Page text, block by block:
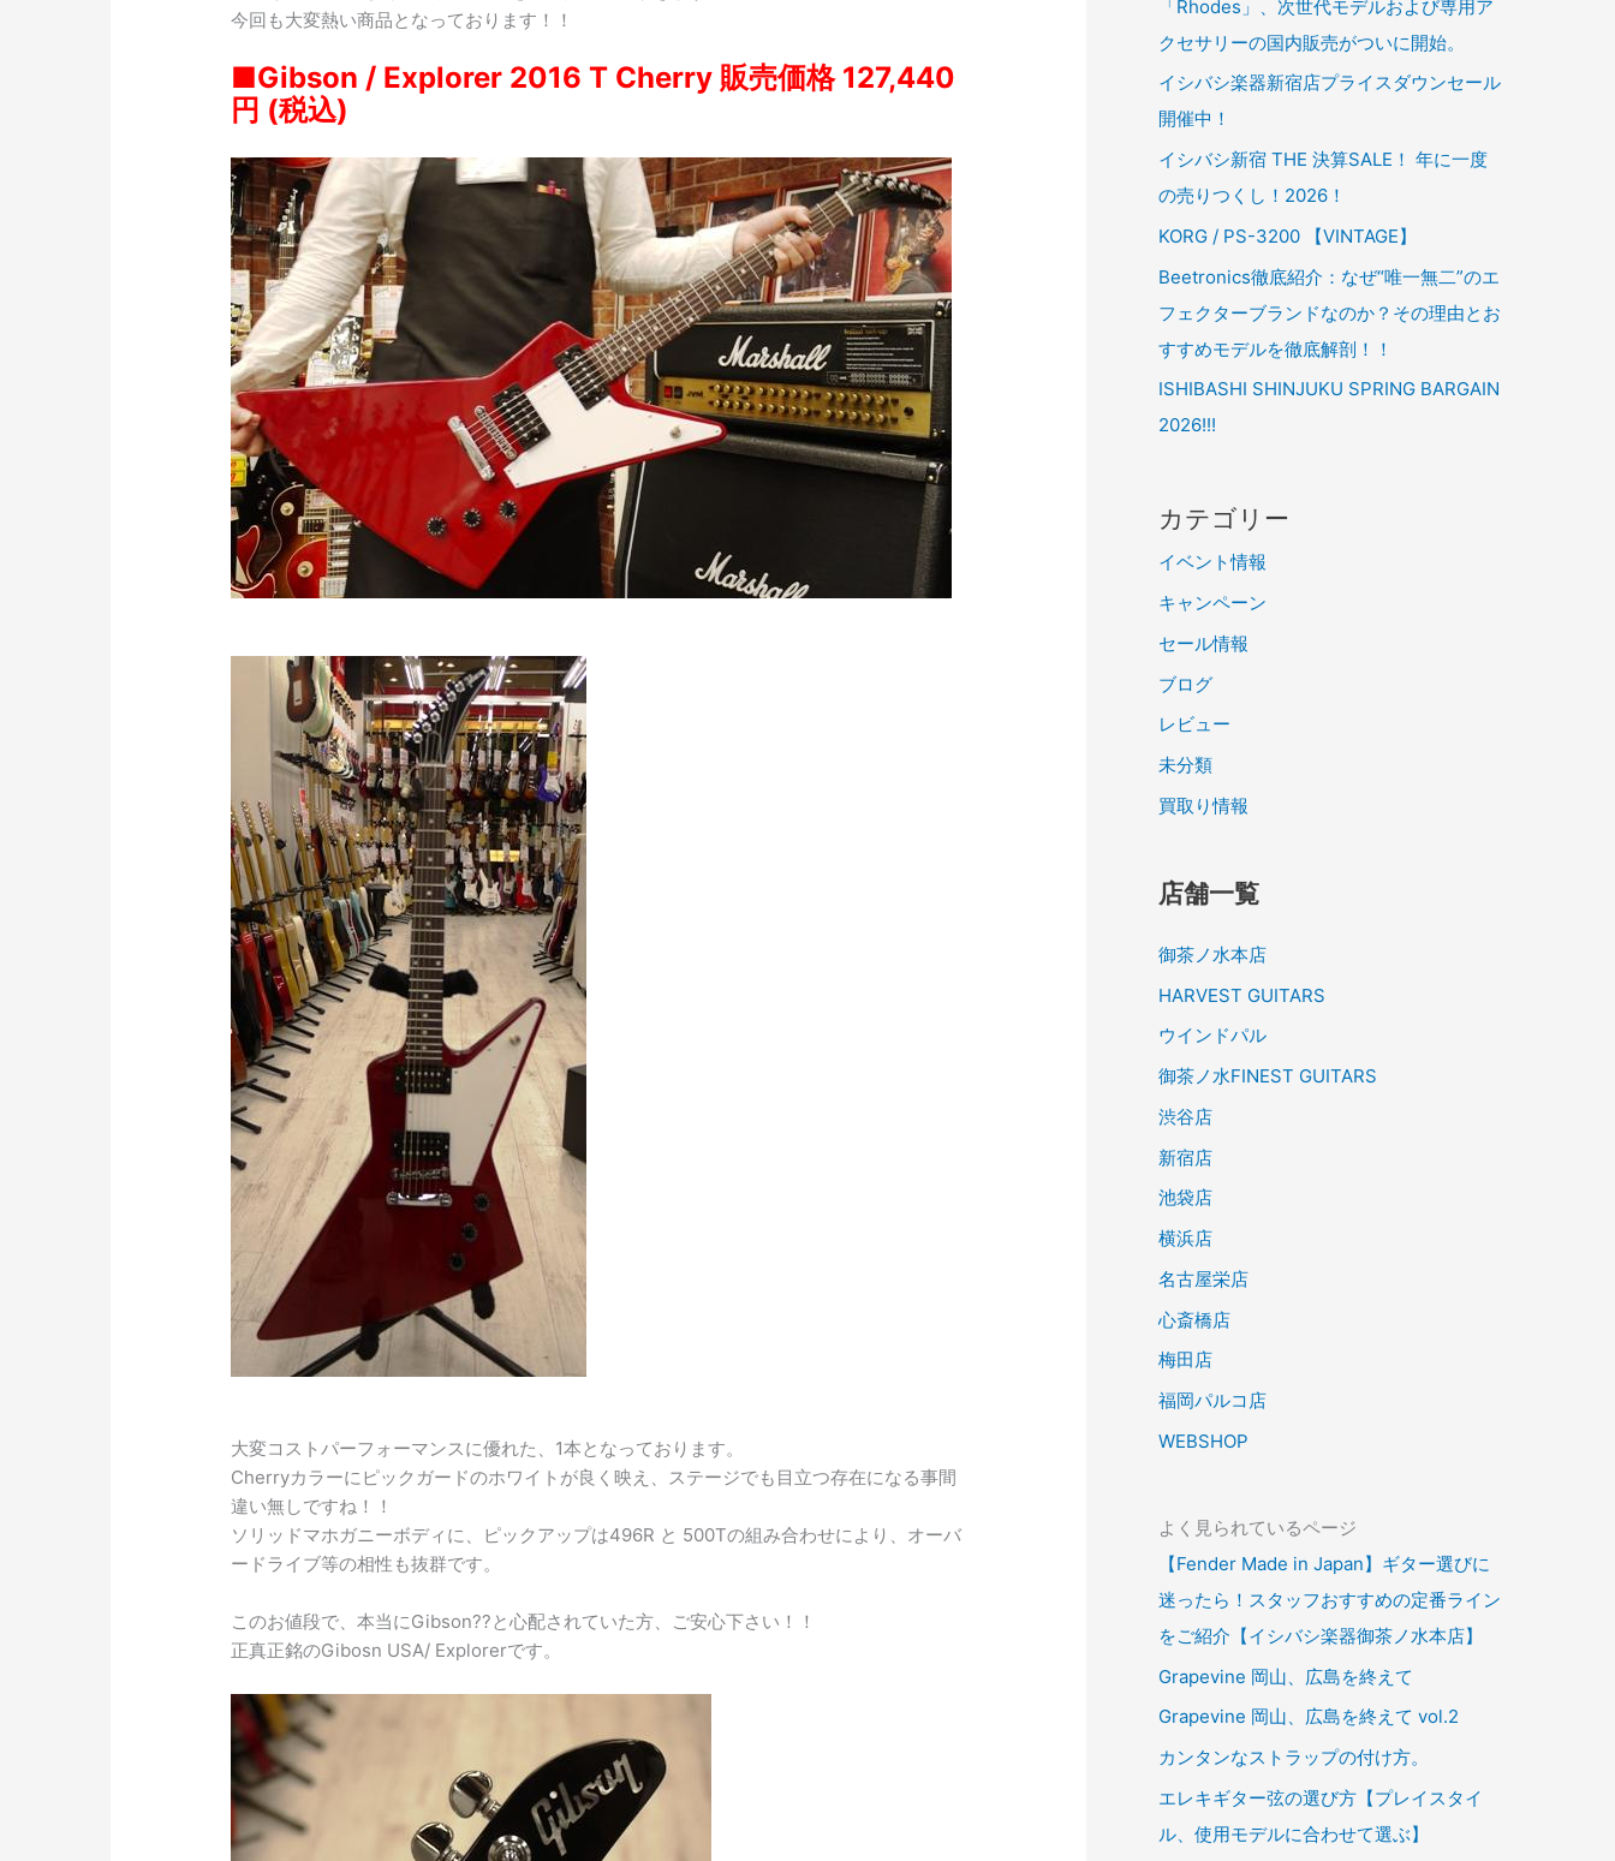
今回も大変熱い商品となっております！！
■Gibson / Explorer 2016 T Cherry 販売価格 127,440
円 (税込)
大変コストパーフォーマンスに優れた、1本となっております。
Cherryカラーにピックガードのホワイトが良く映え、ステージでも目立つ存在になる事間
違い無しですね！！
ソリッドマホガニーボディに、ピックアップは496R と 500Tの組み合わせにより、オーバ
ードライブ等の相性も抜群です。
このお値段で、本当にGibson??と心配されていた方、ご安心下さい！！
正真正銘のGibosn USA/ Explorerです。
「Rhodes」、次世代モデルおよび専用ア
クセサリーの国内販売がついに開始。
イシバシ楽器新宿店プライスダウンセール
開催中！
イシバシ新宿 THE 決算SALE！ 年に一度
の売りつくし！2026！
KORG / PS-3200 【VINTAGE】
Beetronics徹底紹介：なぜ“唯一無二”のエ
フェクターブランドなのか？その理由とお
すすめモデルを徹底解剖！！
ISHIBASHI SHINJUKU SPRING BARGAIN
2026!!!
カテゴリー
イベント情報
キャンペーン
セール情報
ブログ
レビュー
未分類
買取り情報
店舗一覧
御茶ノ水本店
HARVEST GUITARS
ウインドパル
御茶ノ水FINEST GUITARS
渋谷店
新宿店
池袋店
横浜店
名古屋栄店
心斎橋店
梅田店
福岡パルコ店
WEBSHOP
よく見られているページ
【Fender Made in Japan】ギター選びに
迷ったら！スタッフおすすめの定番ライン
をご紹介【イシバシ楽器御茶ノ水本店】
Grapevine 岡山、広島を終えて
Grapevine 岡山、広島を終えて vol.2
カンタンなストラップの付け方。
エレキギター弦の選び方【プレイスタイ
ル、使用モデルに合わせて選ぶ】